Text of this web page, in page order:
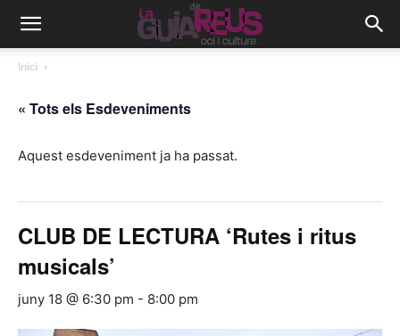
Inici
« Tots els Esdeveniments
Aquest esdeveniment ja ha passat.
CLUB DE LECTURA ‘Rutes i ritus
musicals’
juny 18 @ 6:30 pm - 8:00 pm